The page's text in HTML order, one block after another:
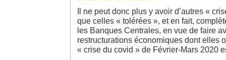
Il ne peut donc plus y avoir d’autres «
que celles « tolérées », et en fait,
les Banques Centrales, en vue de faire
restructurations économiques dont elles
« crise du covid » de Février-Mars 2020